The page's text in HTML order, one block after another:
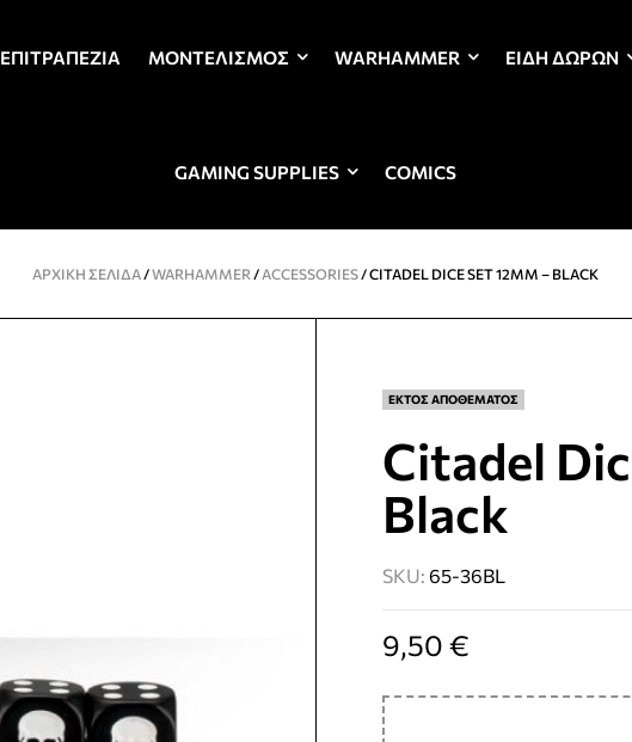
ΕΠΙΤΡΑΠΈΖΙΑ ΜΟΝΤΕΛΙΣΜΌΣ WARHAMMER ΕΊΔΗ ΔΏΡΩΝ
GAMING SUPPLIES COMICS
ΑΡΧΙΚΉ ΣΕΛΊΔΑ/WARHAMMER / ACCESSORIES/ CITADEL DICE SET 12MM – BLACK
ΕΚΤΟΣ ΑΠΟΘΕΜΑΤΟΣ
Citadel
Black
SKU: 65-36BL
9,50 €